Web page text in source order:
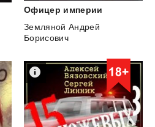
Офицер империи
Земляной Андрей
Борисович